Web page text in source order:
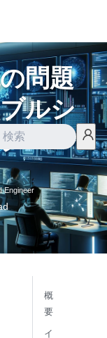
検索
問題
ルシ
Engineer
概
要
イ